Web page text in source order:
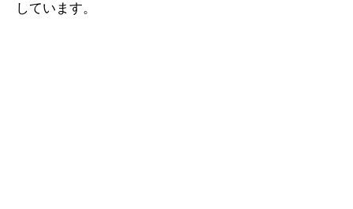
しています。